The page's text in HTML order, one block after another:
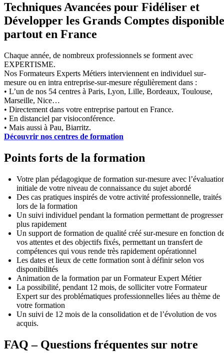
Techniques Avancées pour Fidéliser et
Développer les Grands Comptes disponible
partout en France
Chaque année, de nombreux professionnels se forment avec
EXPERTISME.
Nos Formateurs Experts Métiers interviennent en individuel sur-
mesure ou en intra entreprise-sur-mesure régulièrement dans :
• L’un de nos 54 centres à Paris, Lyon, Lille, Bordeaux, Toulouse,
Marseille, Nice…
• Directement dans votre entreprise partout en France.
• En distanciel par visioconférence.
• Mais aussi à Pau, Biarritz.
Découvrir nos centres de formation
Points forts de la formation
Votre plan pédagogique de formation sur-mesure avec
initiale de votre niveau de connaissance du sujet abordé
Des cas pratiques inspirés de votre activité professionnelle, traités
lors de la formation
Un suivi individuel pendant la formation permettant de progresser
plus rapidement
Un support de formation de qualité créé sur-mesure en fonction
vos attentes et des objectifs fixés, permettant un transfert de
compétences qui vous rende très rapidement opérationnel
Les dates et lieux de cette formation sont à définir selon vos
disponibilités
Animation de la formation par un Formateur Expert Métier
La possibilité, pendant 12 mois, de solliciter votre Formateur
Expert sur des problématiques professionnelles liées au thème de
votre formation
Un suivi de 12 mois de la consolidation et de l’évolution de vos
acquis.
FAQ – Questions fréquentes sur notre